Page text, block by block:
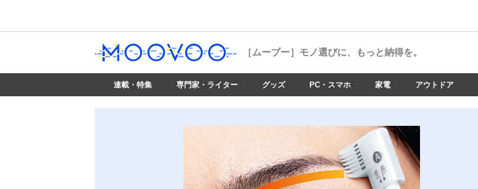
［ムーブー］ モノ選びに、もっと納得を。
連載・特集 専門家・ライター グッズ PC・スマホ 家電 アウトドア